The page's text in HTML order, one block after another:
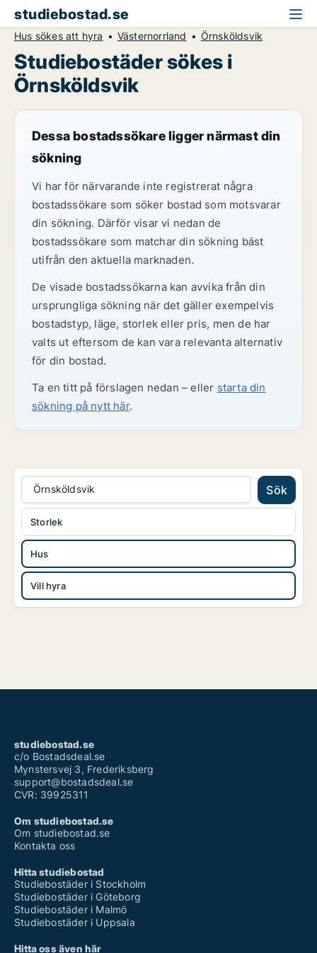
studiebostad.se
Hus sökes att hyra Västernorrland Örnsköldsvik
Studiebostäder sökes i
Örnsköldsvik
Dessa bostadssökare ligger närmast din
sökning
Vi har för närvarande inte registrerat några
bostadssökare som söker bostad som motsvarar
din sökning. Därför visar vi nedan de
bostadssökare som matchar din sökning bäst
utifrån den aktuella marknaden.
De visade bostadssökarna kan avvika från din
ursprungliga sökning när det gäller exempelvis
bostadstyp, läge, storlek eller pris, men de har
valts ut eftersom de kan vara relevanta alternativ
för din bostad.
Ta en titt på förslagen nedan – eller starta din
sökning på nytt här.
Örnsköldsvik Sök
Hus
Vill hyra
Storlek
studiebostad.se
c/o Bostadsdeal.se
Mynstersvej 3, Frederiksberg
support@bostadsdeal.se
CVR: 39925311
Om studiebostad.se
Om studiebostad.se
Kontakta oss
Hitta studiebostad
Studiebostäder i Stockholm
Studiebostäder i Göteborg
Studiebostäder i Malmö
Studiebostäder i Uppsala
Hitta oss även här